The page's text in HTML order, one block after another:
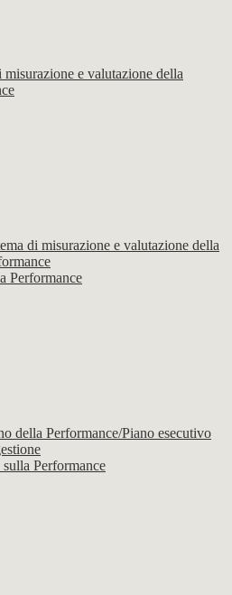
misurazione e valutazione della
di misurazione e valutazione della
Performance
della Performance/Piano esecutivo
Performance